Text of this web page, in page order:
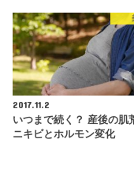
2017.11.2
いつまで続く？ 産後の肌
ニキビとホルモン変化